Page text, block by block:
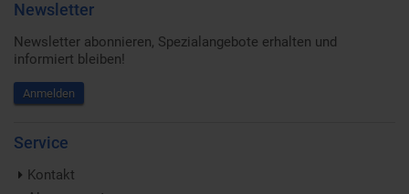
Newsletter
Newsletter abonnieren, Spezialangebote erhalten und
informiert bleiben!
Anmelden
Service
Kontakt